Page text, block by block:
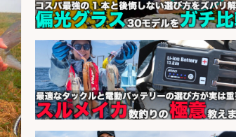
会社名 博多 華吉 博多 華吉
和食, 日本料理・懐石料理/店長・店
長候補/ライブ感が満載!魚の価値を
上げ、食とエンタメで地域を元気に!
店長候補募集